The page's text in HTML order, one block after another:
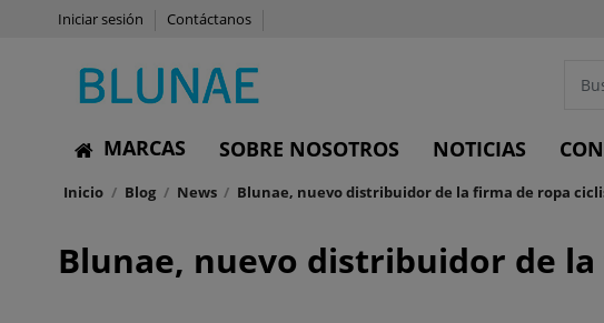
Iniciar sesión Contáctanos
MARCAS SOBRE NOSOTROS NOTICIAS
Inicio Blog News Blunae, nuevo distribuidor de la firma de ropa
Blunae, nuevo distribuidor de